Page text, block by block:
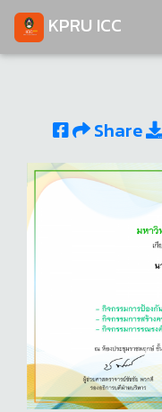
KPRU ICC
Share